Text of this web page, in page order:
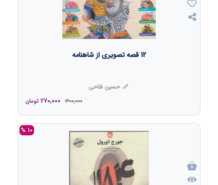
12 قصه تصویری از شاهنامه
حسین فتاحی
300,000
270,000 تومان
10 %